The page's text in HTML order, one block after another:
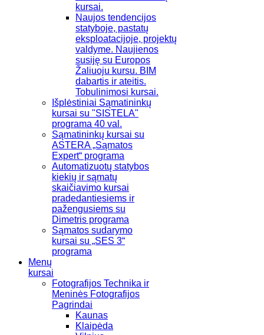
kursai.
Naujos tendencijos
statyboje, pastatų
eksploatacijoje, projektų
valdyme. Naujienos
susiję su Europos
Žaliuoju kursu. BIM
dabartis ir ateitis.
Tobulinimosi kursai.
Išplėstiniai Sąmatininkų
kursai su "SISTELA"
programa 40 val.
Sąmatininkų kursai su
ASTERA „Sąmatos
Expert“ programa
Automatizuotų statybos
kiekių ir sąmatų
skaičiavimo kursai
pradedantiesiems ir
pažengusiems su
Dimetris programa
Sąmatos sudarymo
kursai su „SES 3“
programa
Menų
kursai
Fotografijos Technika ir
Meninės Fotografijos
Pagrindai
Kaunas
Klaipėda